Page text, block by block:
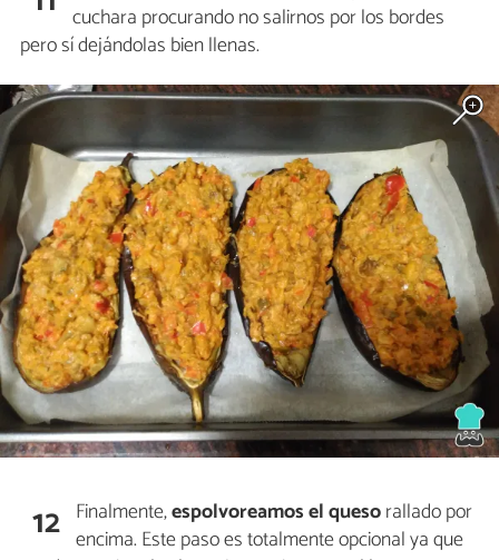
cuchara procurando no salirnos por los bordes
pero sí dejándolas bien llenas.
12 Finalmente,espolvoreamos el quesorallado por
encima. Este paso es totalmente opcional ya que